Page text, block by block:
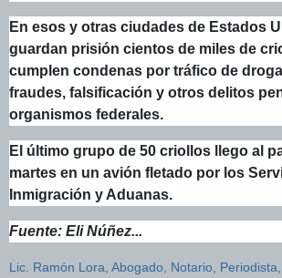
En esos y otras ciudades de Estados
guardan prisión cientos de miles de
cumplen condenas por tráfico de
fraudes, falsificación y otros delitos
organismos federales.
El último grupo de 50 criollos llego al
martes en un avión fletado por los
Inmigración y Aduanas.
Fuente: Eli Núñez...
Lic. Ramón Lora, Abogado, Notario,